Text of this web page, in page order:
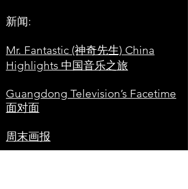
新闻:
Mr. Fantastic (神奇先生) China
Highlights 中国音乐之旅
Guangdong Television’s Facetime
面对面
周末画报